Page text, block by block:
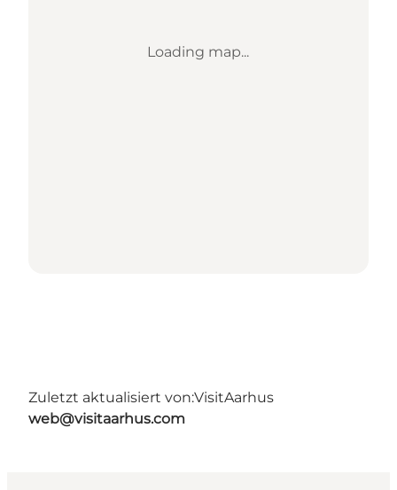
Loading map...
Zuletzt aktualisiert von:VisitAarhus
web@visitaarhus.com